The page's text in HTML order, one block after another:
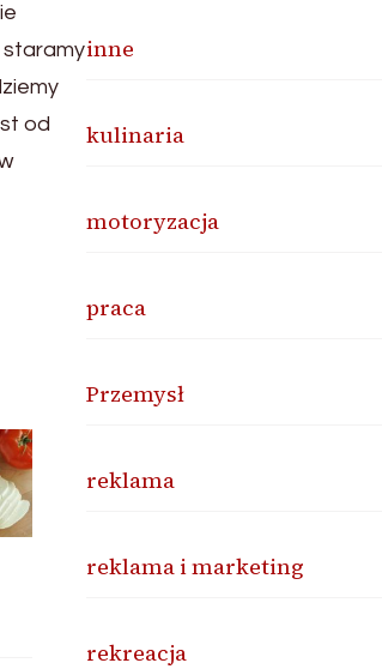
staramy
od
inne
kulinaria
motoryzacja
praca
Przemysł
reklama
reklama i marketing
rekreacja